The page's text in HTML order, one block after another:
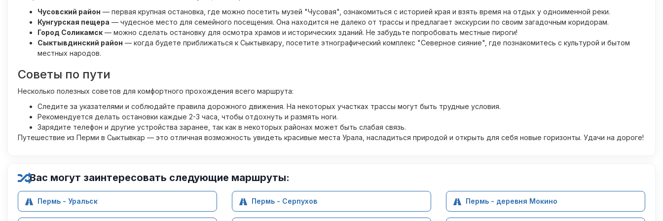
Чусовский район — первая крупная остановка, где можно посетить музей "Чусовая", ознакомиться с историей края и взять время на отдых у одноименной реки.
Кунгурская пещера — чудесное место для семейного посещения. Она находится не далеко от трассы и предлагает экскурсии по своим загадочным коридорам.
Город Соликамск — можно сделать остановку для осмотра храмов и исторических зданий. Не забудьте попробовать местные пироги!
Сыктывдинский район — когда будете приближаться к Сыктывкару, посетите этнографический комплекс "Северное сияние", где познакомитесь с культурой и бытом
местных народов.
Советы по пути
Несколько полезных советов для комфортного прохождения всего маршрута:
Следите за указателями и соблюдайте правила дорожного движения. На некоторых участках трассы могут быть трудные условия.
Рекомендуется делать остановки каждые 2-3 часа, чтобы отдохнуть и размять ноги.
Зарядите телефон и другие устройства заранее, так как в некоторых районах может быть слабая связь.
Путешествие из Перми в Сыктывкар — это отличная возможность увидеть красивые места Урала, насладиться природой и открыть для себя новые горизонты. Удачи на дороге!
Вас могут заинтересовать следующие маршруты:
Пермь - Уральск Пермь - Серпухов Пермь - деревня Мокино